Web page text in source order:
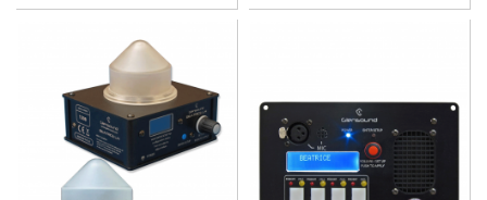
BEATRICE LH4
Beatrice W4